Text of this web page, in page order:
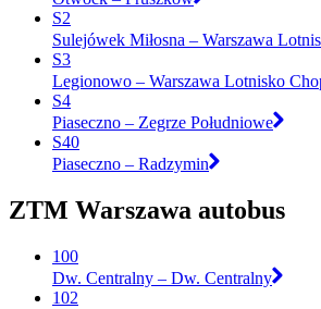
S2
Sulejówek Miłosna – Warszawa
S3
Legionowo – Warszawa Lotnisko
S4
Piaseczno – Zegrze Południowe
S40
Piaseczno – Radzymin
ZTM Warszawa autobus
100
Dw. Centralny – Dw. Centralny
102